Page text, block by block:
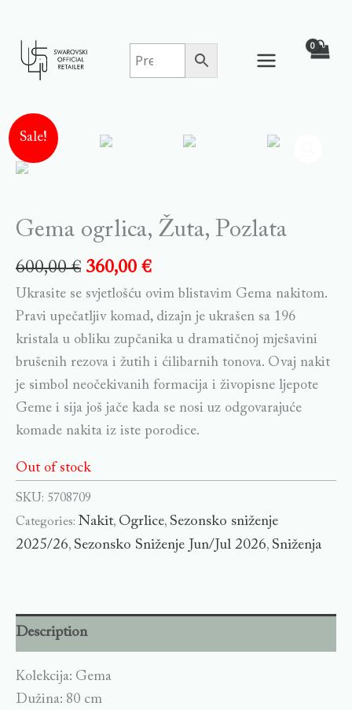
content
Sale!
Gema ogrlica, Žuta, Pozlata
600,00€ 360,00 €
Ukrasite se svjetlošću ovim blistavim Gema nakitom.
Pravi upečatljiv komad, dizajn je ukrašen sa 196
kristala u obliku zupčanika u dramatičnoj mješavini
brušenih rezova i žutih i ćilibarnih tonova. Ovaj nakit
je simbol neočekivanih formacija i živopisne ljepote
Geme i sija još jače kada se nosi uz odgovarajuće
komade nakita iz iste porodice.
Out of stock
SKU: 5708709
Categories: Nakit, Ogrlice, Sezonsko sniženje
2025/26, Sezonsko Sniženje Jun/Jul 2026, Sniženja
Description
Kolekcija: Gema
Dužina: 80 cm